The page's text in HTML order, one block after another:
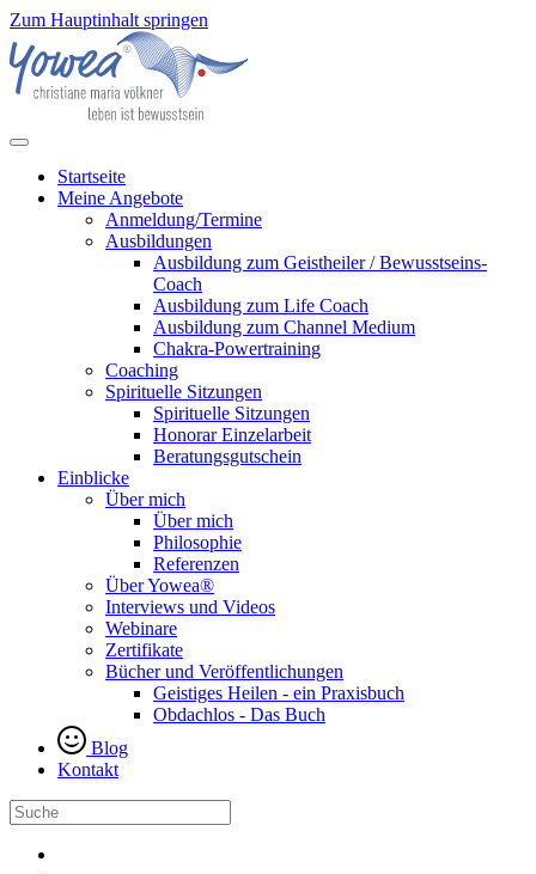
Zum Hauptinhalt springen
Startseite
Meine Angebote
Anmeldung/Termine
Ausbildungen
Ausbildung zum Geistheiler / Bewusstseins-
Coach
Ausbildung zum Life Coach
Ausbildung zum Channel Medium
Chakra-Powertraining
Coaching
Spirituelle Sitzungen
Spirituelle Sitzungen
Honorar Einzelarbeit
Beratungsgutschein
Einblicke
Über mich
Über mich
Philosophie
Referenzen
Über Yowea®
Interviews und Videos
Webinare
Zertifikate
Bücher und Veröffentlichungen
Geistiges Heilen - ein Praxisbuch
Obdachlos - Das Buch
Blog
Kontakt